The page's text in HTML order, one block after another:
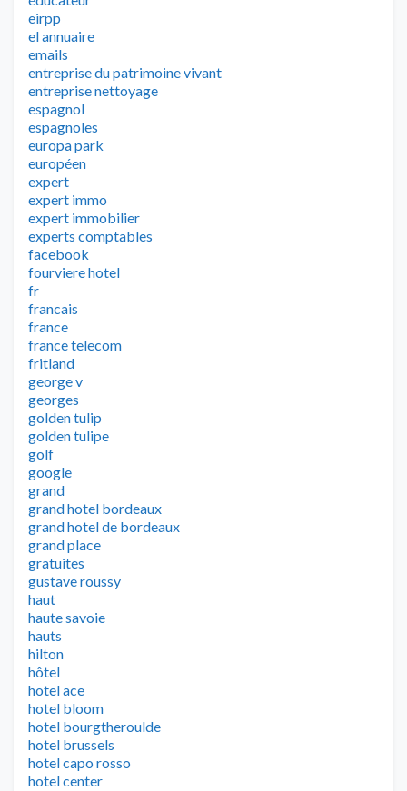
eirpp
el annuaire
emails
entreprise du patrimoine vivant
entreprise nettoyage
espagnol
espagnoles
europa park
européen
expert
expert immo
expert immobilier
experts comptables
facebook
fourviere hotel
fr
francais
france
france telecom
fritland
george v
georges
golden tulip
golden tulipe
golf
google
grand
grand hotel bordeaux
grand hotel de bordeaux
grand place
gratuites
gustave roussy
haut
haute savoie
hauts
hilton
hôtel
hotel ace
hotel bloom
hotel bourgtheroulde
hotel brussels
hotel capo rosso
hotel center